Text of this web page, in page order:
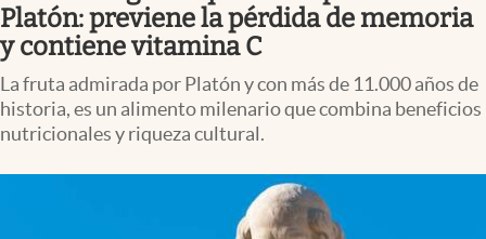
Espiritual
Streaming
PC y mobile
Lifestyle
Platón: previene la pérdida de memoria
y contiene vitamina C
La fruta admirada por Platón y con más de 11.000 años de
historia, es un alimento milenario que combina beneficios
nutricionales y riqueza cultural.